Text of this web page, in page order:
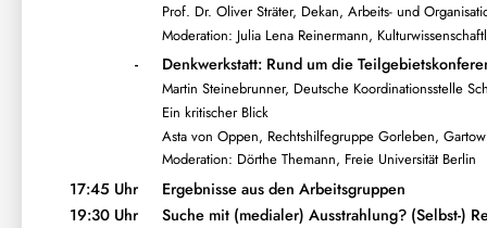
Prof. Dr. Oliver Sträter, Dekan, Arbeits- und
Moderation: Julia Lena Reinermann,
- Denkwerkstatt: Rund um die
Martin Steinebrunner, Deutsche Koordinationsstelle
Ein kritischer Blick
Asta von Oppen, Rechtshilfegruppe Gorleben, Gartow
Moderation: Dörthe Themann, Freie Universität Berlin
17:45 Uhr
Ergebnisse aus den Arbeitsgruppen
19:30 Uhr
Suche mit (medialer) Ausstrahlung? (Selbst-)